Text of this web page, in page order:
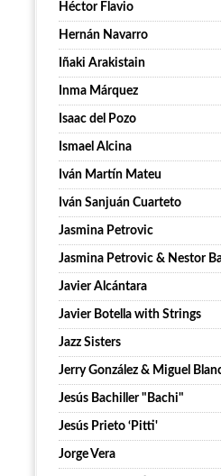
Héctor Flavio
Hernán Navarro
Iñaki Arakistain
Inma Márquez
Isaac del Pozo
Ismael Alcina
Iván Martín Mateu
Iván Sanjuán Cuarteto
Jasmina Petrovic
Jasmina Petrovic & Nestor
Javier Alcántara
Javier Botella with Strings
Jazz Sisters
Jerry González & Miguel
Jesús Bachiller "Bachi"
Jesús Prieto ‘Pitti'
Jorge Vera